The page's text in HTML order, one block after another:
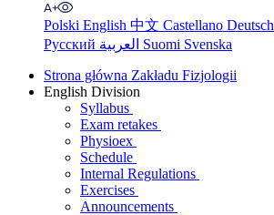
Polski English 中文 Castellano Deutsch
Русский
Suomi Svenska
Strona główna Zakładu Fizjologii
English Division
Syllabus
Exam retakes
Physioex
Schedule
Internal Regulations
Exercises
Announcements